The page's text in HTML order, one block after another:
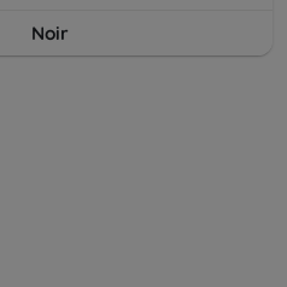
Noir